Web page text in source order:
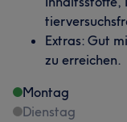
Extras: Gut
zu erreichen.
Montag
Dienstag